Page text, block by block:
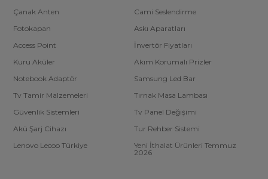
Çanak Anten
Cami Seslendirme
Fotokapan
Askı Aparatları
Access Point
İnvertör Fiyatları
Kuru Aküler
Akım Korumalı Prizler
Notebook Adaptör
Samsung Led Bar
Tv Tamir Malzemeleri
Tırnak Masa Lambası
Güvenlik Sistemleri
Tv Panel Değişimi
Akü Şarj Cihazı
Tur Rehber Sistemi
Lenovo Lecoo Türkiye
Yeni İthalat Ürünleri Temmuz
2026